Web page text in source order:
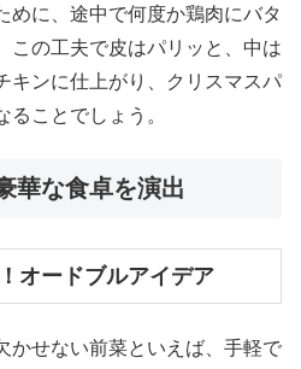
めに、途中で何度か鶏肉にバタ
この工夫で皮はパリッと、中は
キンに仕上がり、クリスマスパ
ことでしょう。
華な食卓を演出
オードブルアイデア
かせない前菜といえば、手軽で